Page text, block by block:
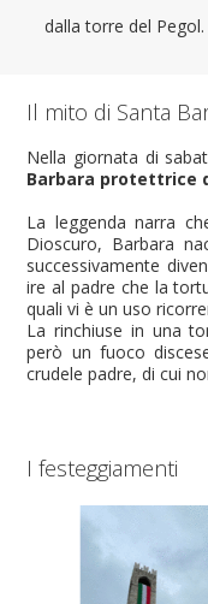
dalla torre del Pegol.
Il mito di Santa
Nella giornata di
Barbara protettrice
La leggenda narra
Dioscuro, Barbara
successivamente
ire al padre che la
quali vi è un uso
La rinchiuse in una
però un fuoco
crudele padre, di cui
I festeggiamenti